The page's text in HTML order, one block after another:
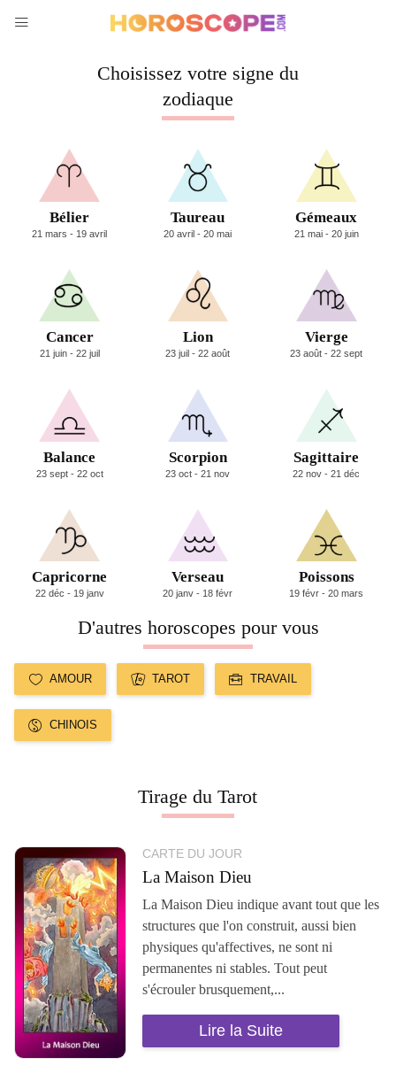
Choisissez votre signe du
zodiaque
Bélier
21 mars - 19 avril
Taureau
20 avril - 20 mai
Gémeaux
21 mai - 20 juin
Cancer
21 juin - 22 juil
Lion
23 juil - 22 août
Vierge
23 août - 22 sept
Balance
23 sept - 22 oct
Scorpion
23 oct - 21 nov
Sagittaire
22 nov - 21 déc
Capricorne
22 déc - 19 janv
Verseau
20 janv - 18 févr
Poissons
19 févr - 20 mars
D'autres horoscopes pour vous
AMOUR TAROT TRAVAIL
CHINOIS
Tirage du Tarot
CARTE DU JOUR
La Maison Dieu
La Maison Dieu indique avant tout que les
structures que l'on construit, aussi bien
physiques qu'affectives, ne sont ni
permanentes ni stables. Tout peut
s'écrouler brusquement,...
Lire la Suite